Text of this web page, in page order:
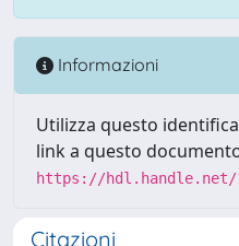
Informazioni
Utilizza questo
link a questo
https://hdl.handle.net/
Citazioni